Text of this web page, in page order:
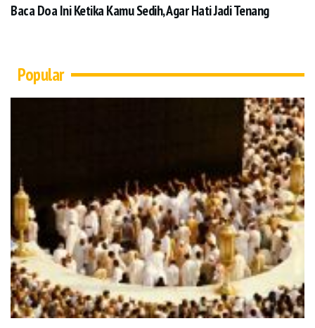
Baca Doa Ini Ketika Kamu Sedih, Agar Hati Jadi Tenang
Popular